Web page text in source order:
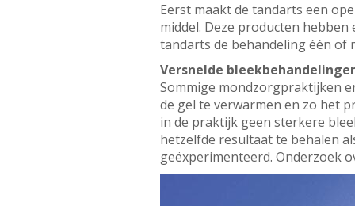
Eerst maakt de tandarts een
middel. Deze producten
tandarts de behandeling één of
Versnelde
Sommige mondzorgpraktijken
de gel te verwarmen en zo het
in de praktijk geen sterkere
hetzelfde resultaat te behalen
geëxperimenteerd. Onderzoek